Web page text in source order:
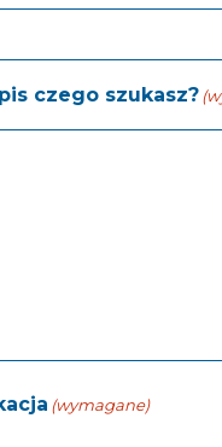
czego szukasz?
(wymagane)